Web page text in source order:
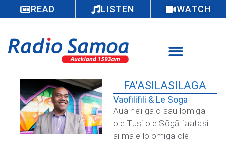
READ LISTEN WATCH
FA'ASILASILAGA
Vaofilifili & Le Soga
Aua ne’i galo sau lomiga
ole Tusi ole Sōgā faatasi
ai male lolomiga ole